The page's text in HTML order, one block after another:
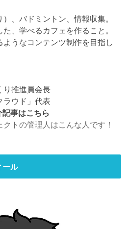
、バドミントン、情報収集。
、学べるカフェを作ること。
うなコンテンツ制作を目指し
り推進員会長
ラウド」代表
事はこちら
トの管理人はこんな人です！
ール